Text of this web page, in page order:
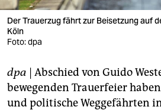
verlag
verlag
shop
fragen & hilfe
Der Trauerzug fährt zur Beisetzung auf
Köln
Foto: dpa
dpa | Abschied von Guido
bewegenden Trauerfeier
und politische Weggefährten